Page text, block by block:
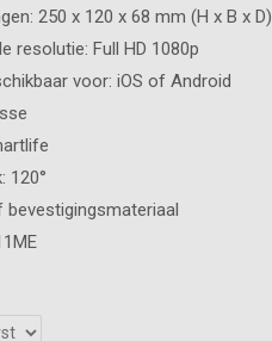
250 x 120 x 68 mm (H x B x D)
resolutie: Full HD 1080p
voor: iOS of Android
120°
bevestigingsmateriaal